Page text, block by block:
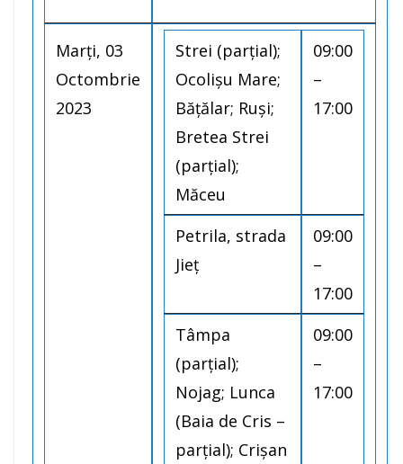
Marţi, 03
Octombrie
2023
Strei (parțial);
Ocolișu Mare;
Bățălar; Ruși;
Bretea Strei
(parțial);
Măceu
09:00
–
17:00
Petrila, strada
Jieț
09:00
–
17:00
Tâmpa
(parțial);
Nojag; Lunca
(Baia de Cris –
parțial); Crișan
09:00
–
17:00